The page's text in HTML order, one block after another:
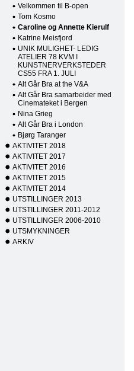
Velkommen til B-open
Tom Kosmo
Caroline og Annette Kierulf
Katrine Meisfjord
UNIK MULIGHET- LEDIG
ATELIER 78 KVM I
KUNSTNERVERKSTEDER
CS55 FRA 1. JULI
Alt Går Bra at the V&A
Alt Går Bra samarbeider med
Cinemateket i Bergen
Nina Grieg
Alt Går Bra i London
Bjørg Taranger
AKTIVITET 2018
AKTIVITET 2017
AKTIVITET 2016
AKTIVITET 2015
AKTIVITET 2014
UTSTILLINGER 2013
UTSTILLINGER 2011-2012
UTSTILLINGER 2006-2010
UTSMYKNINGER
ARKIV